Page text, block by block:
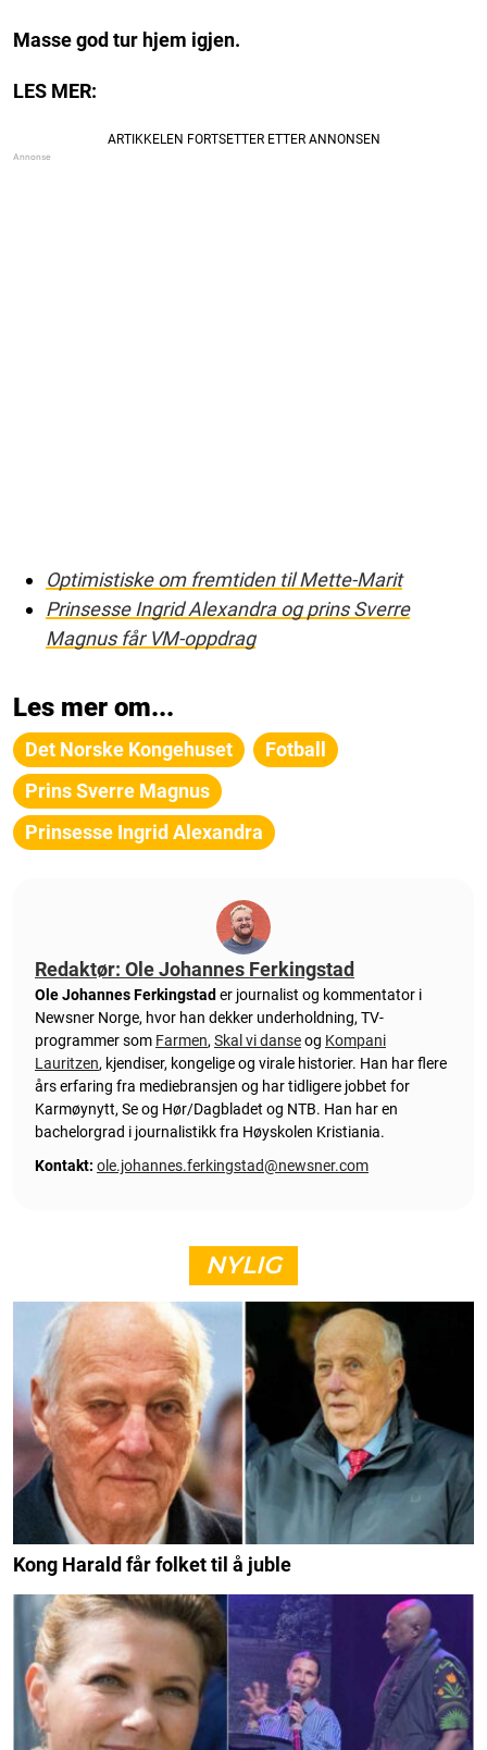
Masse god tur hjem igjen.
LES MER:
Optimistiske om fremtiden til Mette-Marit
Prinsesse Ingrid Alexandra og prins Sverre
Magnus får VM-oppdrag
Les mer om...
Det Norske Kongehuset
Fotball
Prins Sverre Magnus
Prinsesse Ingrid Alexandra
Redaktør: Ole Johannes Ferkingstad
Ole Johannes Ferkingstad er journalist og kommentator i
Newsner Norge, hvor han dekker underholdning, TV-
programmer som Farmen, Skal vi danseog Kompani
Lauritzen, kjendiser, kongelige og virale historier. Han har flere
års erfaring fra mediebransjen og har tidligere jobbet for
Karmøynytt, Se og Hør/Dagbladet og NTB. Han har en
bachelorgrad i journalistikk fra Høyskolen Kristiania.
Kontakt: ole.johannes.ferkingstad@newsner.com
NYLIG
Kong Harald får folket til å juble